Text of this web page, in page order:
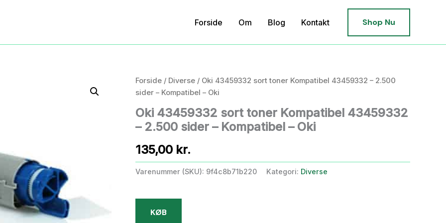
Forside Om Blog Kontakt Shop Nu
Forside / Diverse / Oki 43459332 sort toner Kompatibel 43459332 – 2.500
sider – Kompatibel – Oki
Oki 43459332 sort toner Kompatibel 43459332
– 2.500 sider – Kompatibel – Oki
135,00 kr.
Varenummer (SKU): 9f4c8b71b220 Kategori: Diverse
KØB